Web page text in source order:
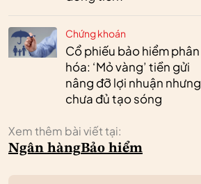
Chứng khoán
Cổ phiếu bảo hiểm phân
hóa: ‘Mỏ vàng’ tiền gửi
nâng đỡ lợi nhuận nhưng
chưa đủ tạo sóng
Xem thêm bài viết tại:
Ngân hàngBảo hiểm